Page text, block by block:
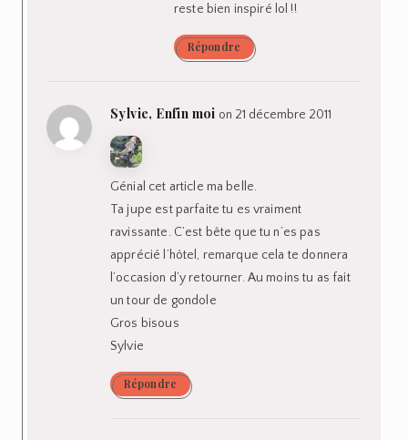
reste bien inspiré lol !!
Répondre
Sylvie, Enfin moi on 21 décembre 2011
Génial cet article ma belle.
Ta jupe est parfaite tu es vraiment
ravissante. C’est bête que tu n’es pas
apprécié l’hôtel, remarque cela te donnera
l’occasion d’y retourner. Au moins tu as fait
un tour de gondole
Gros bisous
Sylvie
Répondre